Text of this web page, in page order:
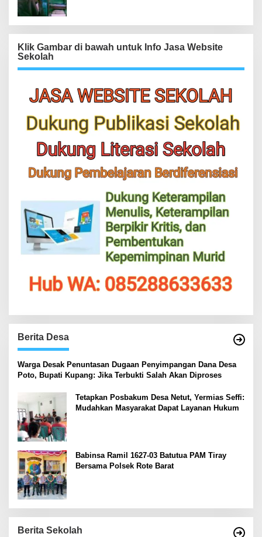
Klik Gambar di bawah untuk Info Jasa Website
Sekolah
Berita Desa
‎Warga Desak Penuntasan Dugaan Penyimpangan Dana Desa
Poto, Bupati Kupang: Jika Terbukti Salah Akan Diproses
Tetapkan Posbakum Desa Netut, Yermias Seffi:
Mudahkan Masyarakat Dapat Layanan Hukum
Babinsa Ramil 1627-03 Batutua PAM Tiray
Bersama Polsek Rote Barat
Berita Sekolah